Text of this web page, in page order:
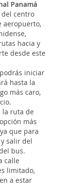
Panamá
del centro
aeropuerto,
hacia y
desde este
iniciar
hasta la
más caro,
la ruta de
más
que para
salir del
bus.
calle
limitado,
a estar